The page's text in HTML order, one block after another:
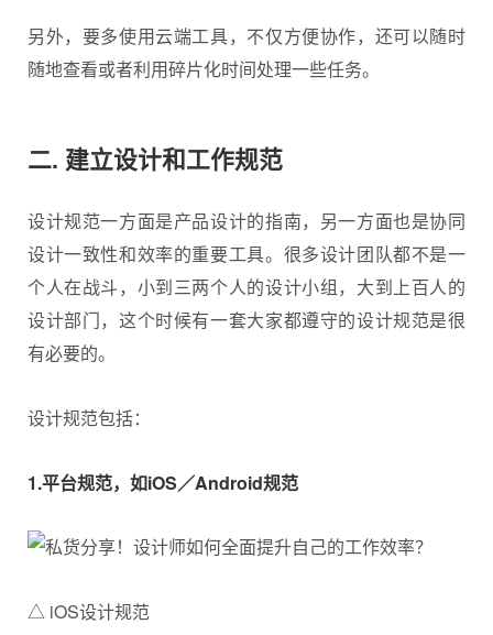
另外，要多使用云端工具，不仅方便协作，还可以随时
随地查看或者利用碎片化时间处理一些任务。
二. 建立设计和工作规范
设计规范一方面是产品设计的指南，另一方面也是协同
设计一致性和效率的重要工具。很多设计团队都不是一
个人在战斗，小到三两个人的设计小组，大到上百人的
设计部门，这个时候有一套大家都遵守的设计规范是很
有必要的。
设计规范包括：
1.平台规范，如iOS／Android规范
△ iOS设计规范